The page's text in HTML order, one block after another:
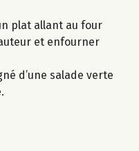
plat allant au four
et enfourner
d’une salade verte